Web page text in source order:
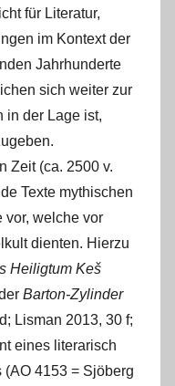
für Literatur,
im Kontext der
Jahrhunderte
sich weiter zur
in der Lage ist,
Zeit (ca. 2500 v.
Texte mythischen
vor, welche vor
dienten. Hierzu
Heiligtum Keš
Barton-Zylinder
Lisman 2013, 30 f;
eines literarisch
4153 = Sjöberg